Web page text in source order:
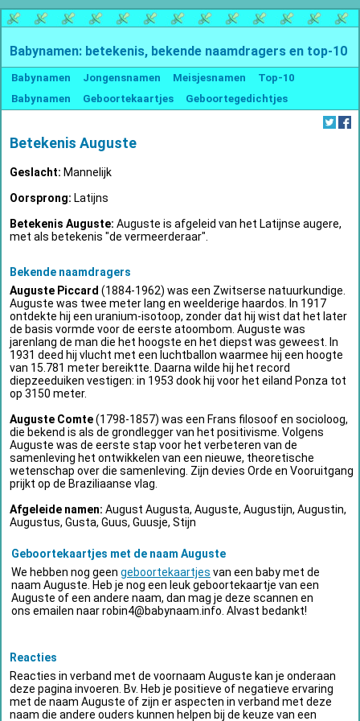
Babynamen: betekenis, bekende naamdragers en top-10
Babynamen Jongensnamen Meisjesnamen
Top-10
Babynamen
Geboortekaartjes Geboortegedichtjes
Betekenis Auguste
Geslacht: Mannelijk
Oorsprong: Latijns
Betekenis Auguste: Auguste is afgeleid van het Latijnse augere,
met als betekenis "de vermeerderaar".
Bekende naamdragers
Auguste Piccard (1884-1962) was een Zwitserse natuurkundige.
Auguste was twee meter lang en weelderige haardos. In 1917
ontdekte hij een uranium-isotoop, zonder dat hij wist dat het later
de basis vormde voor de eerste atoombom. Auguste was
jarenlang de man die het hoogste en het diepst was geweest. In
1931 deed hij vlucht met een luchtballon waarmee hij een hoogte
van 15.781 meter bereiktte. Daarna wilde hij het record
diepzeeduiken vestigen: in 1953 dook hij voor het eiland Ponza tot
op 3150 meter.
Auguste Comte(1798-1857) was een Frans filosoof en socioloog,
die bekend is als de grondlegger van het positivisme. Volgens
Auguste was de eerste stap voor het verbeteren van de
samenleving het ontwikkelen van een nieuwe, theoretische
wetenschap over die samenleving. Zijn devies Orde en Vooruitgang
prijkt op de Braziliaanse vlag.
Afgeleide namen: August Augusta, Auguste, Augustijn, Augustin,
Augustus, Gusta, Guus, Guusje, Stijn
Geboortekaartjes met de naam Auguste
We hebben nog geen geboortekaartjes van een baby met de
naam Auguste. Heb je nog een leuk geboortekaartje van een
Auguste of een andere naam, dan mag je deze scannen en
ons emailen naarrobin4@babynaam.info . Alvast bedankt!
Reacties
Reacties in verband met de voornaam Auguste kan je onderaan
deze pagina invoeren. Bv. Heb je positieve of negatieve ervaring
met de naam Auguste of zijn er aspecten in verband met deze
naam die andere ouders kunnen helpen bij de keuze van een